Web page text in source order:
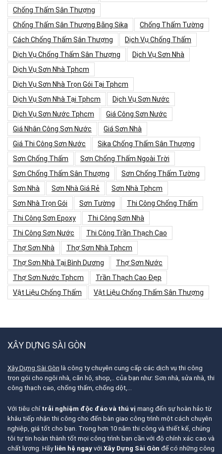
Chống Thấm Sân Thượng
Chống Thấm Sân Thượng Bằng Sika
Chống Thấm Tường
Cách Chống Thấm Sân Thượng
Dịch Vụ Chống Thấm
Dịch Vụ Chống Thấm Sân Thượng
Dịch Vụ Sơn Nhà
Dịch Vụ Sơn Nhà Tphcm
Dịch Vụ Sơn Nhà Trọn Gói Tại Tphcm
Dịch Vụ Sơn Nhà Tại Tphcm
Dịch Vụ Sơn Nước
Dịch Vụ Sơn Nước Tphcm
Giá Công Sơn Nước
Giá Nhân Công Sơn Nước
Giá Sơn Nhà
Giá Thi Công Sơn Nước
Sika Chống Thấm Sân Thượng
Sơn Chống Thấm
Sơn Chống Thấm Ngoài Trời
Sơn Chống Thấm Sân Thượng
Sơn Chống Thấm Tường
Sơn Nhà
Sơn Nhà Giá Rẻ
Sơn Nhà Tphcm
Sơn Nhà Trọn Gói
Sơn Tường
Thi Công Chống Thấm
Thi Công Sơn Epoxy
Thi Công Sơn Nhà
Thi Công Sơn Nước
Thi Công Trần Thạch Cao
Thợ Sơn Nhà
Thợ Sơn Nhà Tphcm
Thợ Sơn Nhà Tại Bình Dương
Thợ Sơn Nước
Thợ Sơn Nước Tphcm
Trần Thạch Cao Đẹp
Vật Liệu Chống Thấm
Vật Liệu Chống Thấm Sân Thượng
XÂY DỰNG SÀI GÒN
Xây Dựng Sài Gòn là công ty chuyên cung cấp các dịch vụ thi công
trọn gói cho ngôi nhà, căn hộ, shop,.. của bạn như: Sơn nhà, sửa nhà, thi
công thạch cao, chống thấm, chống dột,…
Với tiêu chí trải nghiệm độc đáo và thú vị mang đến sự hoàn hảo từ
khâu tiếp nhận thi công cho đến bàn giao công trình một cách chuyên
nghiệp, giá tốt cho bạn. Trong hơn 10 năm thi công và thiết kế, chúng
tôi tự tin hoàn thành tốt mọi công trình bạn cần với độ chính xác cao và
chất lượng. Hãy liên hệ ngay với Xây Dựng Sài Gòn để có những công